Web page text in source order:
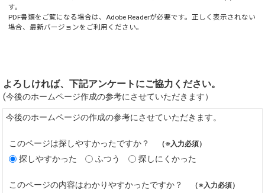
す。
PDF書類をご覧になる場合は、 Adobe Readerが必要です。正しく表示されない
場合、最新バージョンをご利用ください。